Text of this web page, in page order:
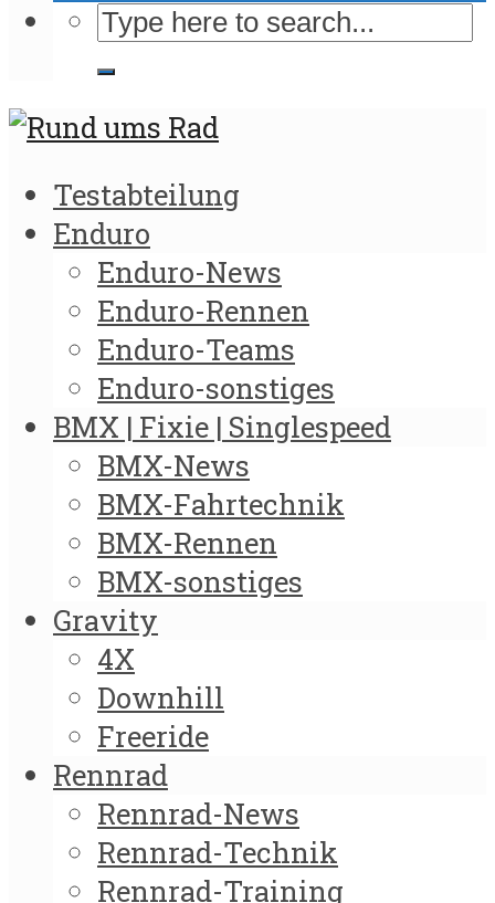
Testabteilung
Enduro
Enduro-News
Enduro-Rennen
Enduro-Teams
Enduro-sonstiges
BMX | Fixie | Singlespeed
BMX-News
BMX-Fahrtechnik
BMX-Rennen
BMX-sonstiges
Gravity
4X
Downhill
Freeride
Rennrad
Rennrad-News
Rennrad-Technik
Rennrad-Training